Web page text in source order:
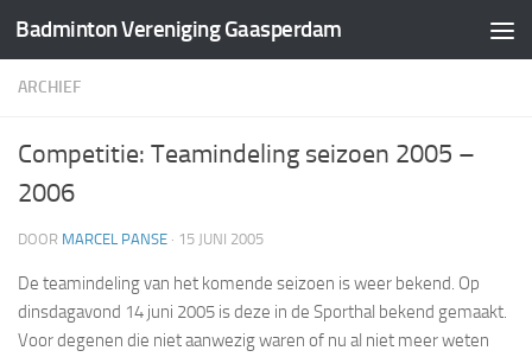
Doorgaan naar inhoud
Badminton Vereniging Gaasperdam
ARCHIEF
Competitie: Teamindeling seizoen 2005 –
2006
DOOR MARCEL PANSE · 15 JUNI 2005
De teamindeling van het komende seizoen is weer bekend. Op
dinsdagavond 14 juni 2005 is deze in de Sporthal bekend gemaakt.
Voor degenen die niet aanwezig waren of nu al niet meer weten